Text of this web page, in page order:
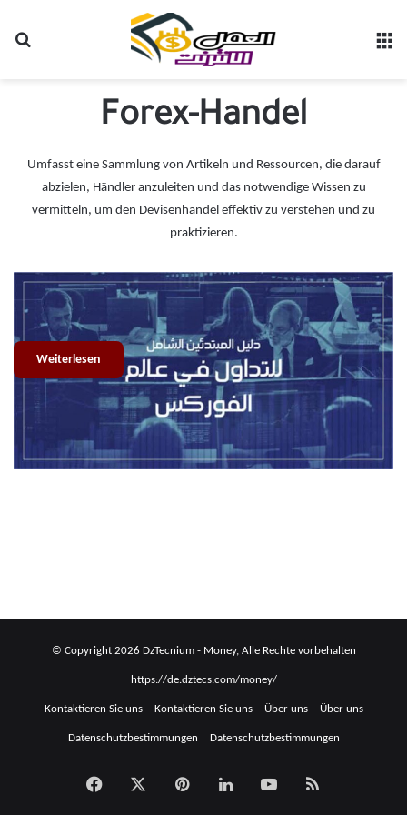
Forex-Handel
Umfasst eine Sammlung von Artikeln und Ressourcen, die darauf
abzielen, Händler anzuleiten und das notwendige Wissen zu
vermitteln, um den Devisenhandel effektiv zu verstehen und zu
praktizieren.
Der Devisenhandel kann für Anfänger sehr schwierig sein. Dies ist
hauptsächlich auf die unrealistischen Erwartungen zurückzuführen, die bei
Neuankömmlingen üblich sind…
Weiterlesen
© Copyright 2026 DzTecnium - Money, Alle Rechte vorbehalten
https://de.dztecs.com/money/
Kontaktieren Sie uns Kontaktieren Sie uns Über uns Über uns
Datenschutzbestimmungen Datenschutzbestimmungen
Facebook PinterestLinkedInYouTubeRSS